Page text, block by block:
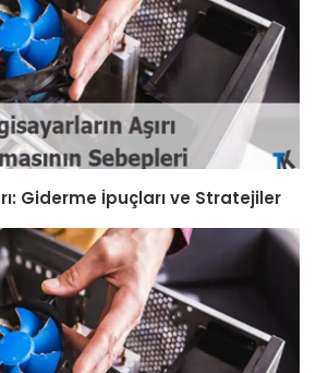
Giderme İpuçları ve Stratejiler